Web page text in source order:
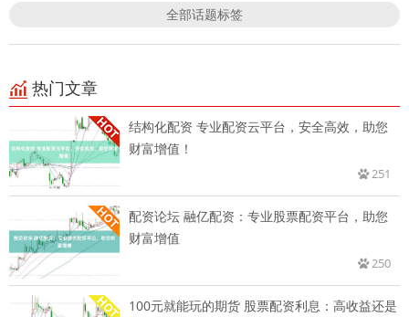
全部话题标签
热门文章
结构化配资 专业配资云平台，安全高效，助您
财富增值！
251
配资论坛 融亿配资：专业股票配资平台，助您
财富增值
250
100元就能玩的期货 股票配资利息：高收益还是